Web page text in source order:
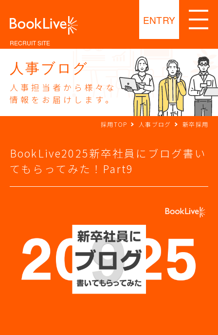
RECRUIT SITE
ENTRY
人事ブログ
人事担当者から様々な
情報をお届けします。
採用TOP 人事ブログ 新卒採用
BookLive2025新卒社員にブログ書い
てもらってみた！Part9